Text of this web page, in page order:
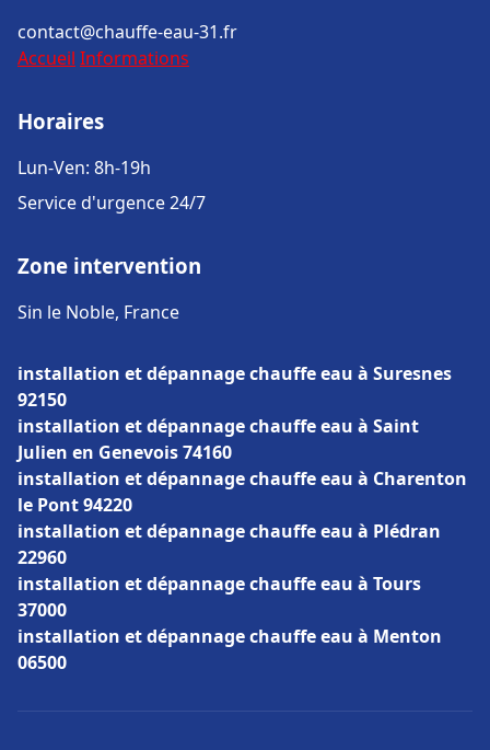
contact@chauffe-eau-31.fr
Accueil Informations
Horaires
Lun-Ven: 8h-19h
Service d'urgence 24/7
Zone intervention
Sin le Noble, France
installation et dépannage chauffe eau à Suresnes
92150
installation et dépannage chauffe eau à Saint
Julien en Genevois 74160
installation et dépannage chauffe eau à Charenton
le Pont 94220
installation et dépannage chauffe eau à Plédran
22960
installation et dépannage chauffe eau à Tours
37000
installation et dépannage chauffe eau à Menton
06500